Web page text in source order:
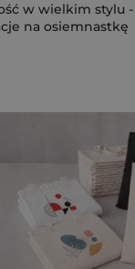
w wielkim stylu
na osiemnastkę